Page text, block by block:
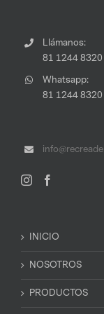
Llámanos:
81 1244 8320
Whatsapp:
81 1244 8320
INICIO
NOSOTROS
PRODUCTOS